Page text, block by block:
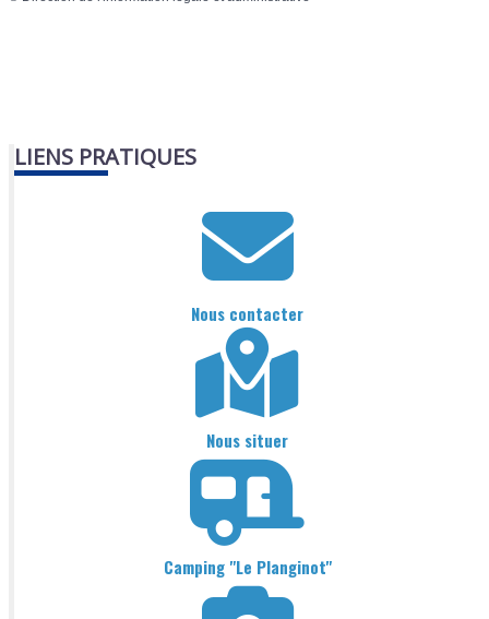
LIENS PRATIQUES
Nous contacter
Nous situer
Camping "Le Planginot"